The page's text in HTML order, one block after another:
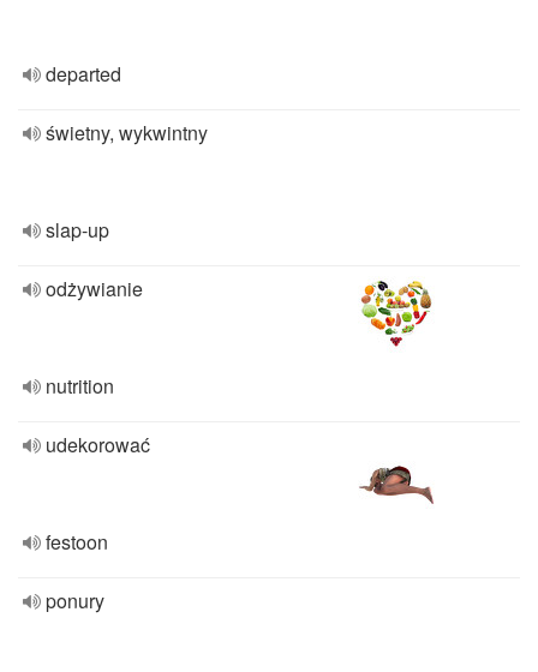
departed
świetny, wykwintny
slap-up
odżywianie
nutrition
udekorować
festoon
ponury